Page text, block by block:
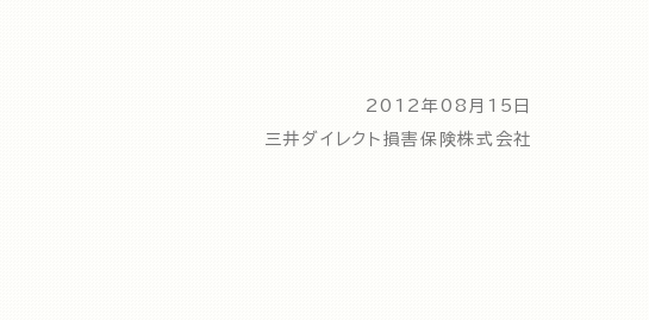
2012年08月15日
三井ダイレクト損害保険株式会社